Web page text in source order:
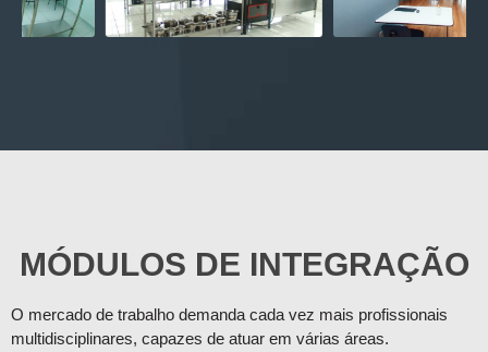
MÓDULOS DE INTEGRAÇÃO
O mercado de trabalho demanda cada vez mais profissionais
multidisciplinares, capazes de atuar em várias áreas.